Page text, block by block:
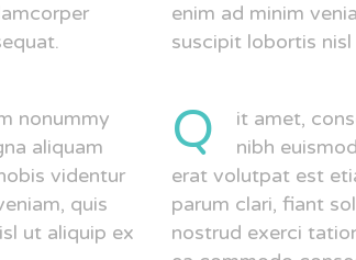
enim ad minim
suscipit lobortis
nonummy
aliquam
videntur
quis
ut aliquip ex
Q
it amet,
nibh
erat volutpat est
parum clari, fiant
nostrud exerci